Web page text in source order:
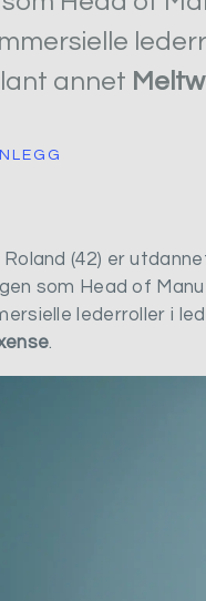
annet
Roland (42) er
som Head of
lederroller i
.